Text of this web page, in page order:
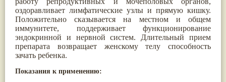
оздоравливает лимфатические узлы и прямую кишку.
Положительно сказывается на местном и общем
иммунитете, поддерживает функционирование
эндокринной и нервной систем. Длительный прием
препарата возвращает женскому телу способность
зачать ребенка.
Показания к применению:
Тмин обыкновенный(10)
Ашока(9)
Вишня гималайская
(9)
Данти(9)
Мурва(9)
Птерокарпус мешковидный(9)
Юстиция сосудистая/Васака